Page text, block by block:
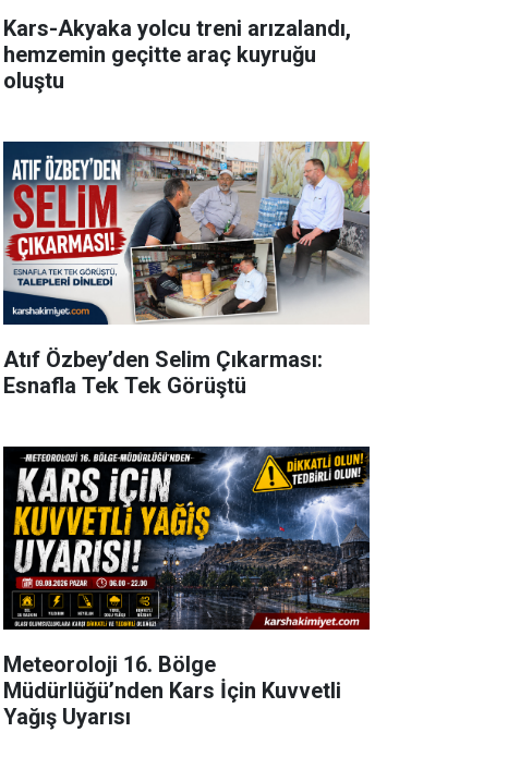
Kars-Akyaka yolcu treni arızalandı,
hemzemin geçitte araç kuyruğu
oluştu
Atıf Özbey’den Selim Çıkarması:
Esnafla Tek Tek Görüştü
Meteoroloji 16. Bölge
Müdürlüğü’nden Kars İçin Kuvvetli
Yağış Uyarısı